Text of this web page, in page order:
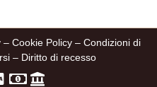
– Cookie Policy – Condizioni di
– Diritto di recesso